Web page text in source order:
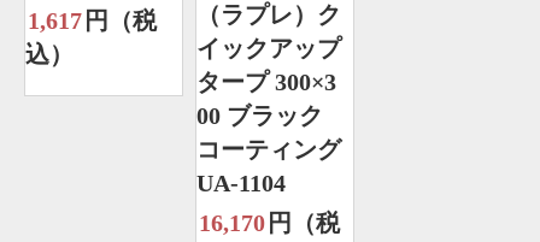
1,617 円（税
込）
（ラプレ）ク
イックアップ
タープ 300×3
00 ブラック
コーティング
UA-1104
16,170 円（税